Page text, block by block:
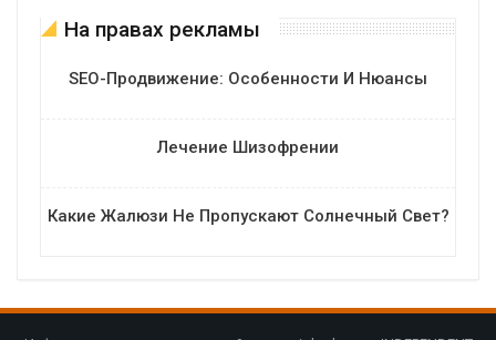
На правах рекламы
SEO-Продвижение: Особенности И Нюансы
Лечение Шизофрении
Какие Жалюзи Не Пропускают Солнечный Свет?